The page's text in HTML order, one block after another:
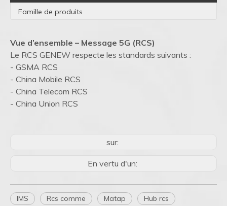
Famille de produits
Vue d’ensemble – Message 5G (RCS)
Le RCS GENEW respecte les standards suivants :
- GSMA RCS
- China Mobile RCS
- China Telecom RCS
- China Union RCS
sur:
En vertu d'un:
IMS Rcs comme Matap
Hub rcs